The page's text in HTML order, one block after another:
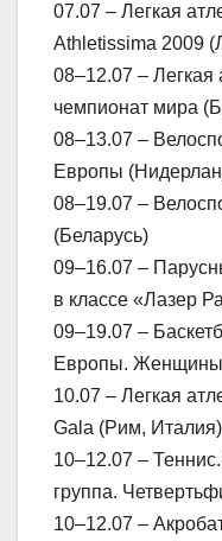
07.07 – Легкая
Athletissima 2009
08–12.07 –
чемпионат мира
08–13.07 –
Европы
08–19.07 –
(Беларусь)
09–16.07 –
в классе «Лазер
09–19.07 –
Европы. Женщины
10.07 – Легкая
Gala (Рим, Италия)
10–12.07 –
группа.
10–12.07 –